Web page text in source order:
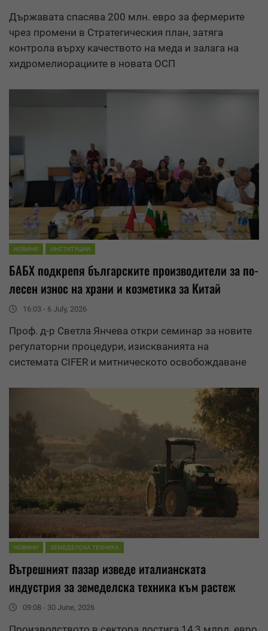
Държавата спасява 200 млн. евро за фермерите
чрез промени в Стратегическия план, затяга
контрола върху качеството на меда и залага на
хидромелиорациите в новата ОСП
НОВИНИ ИНСТИТУЦИИ
БАБХ подкрепя българските производители за по-
лесен износ на храни и козметика за Китай
16:03 - 6 July, 2026
Проф. д-р Светла Янчева откри семинар за новите
регулаторни процедури, изискванията на
системата CIFER и митническото освобождаване
НОВИНИ ЗЕМЕДЕЛСКА ТЕХНИКА
Вътрешният пазар изведе италианската
индустрия за земеделска техника към растеж
09:08 - 30 June, 2026